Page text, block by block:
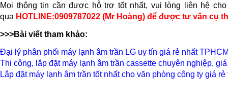
Mọi thông tin cần được hỗ trợ tốt nhất, vui lòng liên hệ
qua HOTLINE:0909787022 (Mr Hoàng) để được tư vấn cụ
>>>Bài viết tham khảo:
Đại lý phân phối máy lạnh âm trần LG uy tín giá rẻ nhất
Thi công, lắp đặt máy lạnh âm trần cassette chuyên nghiệp,
Lắp đặt máy lạnh âm trần tốt nhất cho văn phòng công ty giá